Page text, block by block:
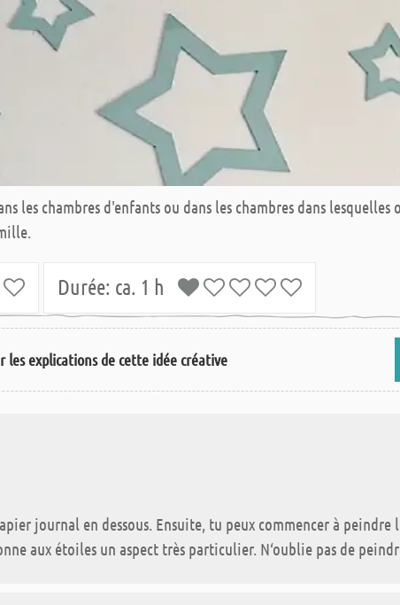
les chambres d'enfants ou dans les chambres dans
Durée: ca. 1 h
les explications de cette idée créative
journal en dessous. Ensuite, tu peux commencer à
aux étoiles un aspect très particulier. N‘oublie pas de